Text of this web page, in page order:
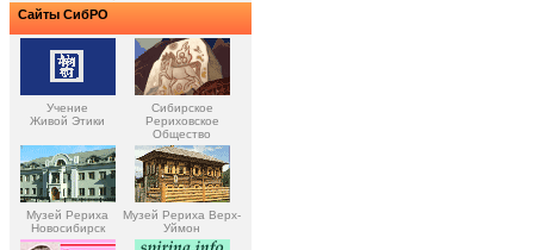
Сайты СибРО
Учение
Живой Этики
Сибирское
Рериховское
Общество
Музей Рериха
Новосибирск
Музей Рериха Верх-
Уймон